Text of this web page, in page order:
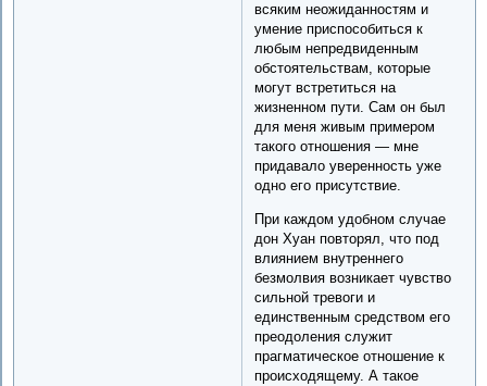
всяким неожиданностям и
умение приспособиться к
любым непредвиденным
обстоятельствам, которые
могут встретиться на
жизненном пути. Сам он был
для меня живым примером
такого отношения — мне
придавало уверенность уже
одно его присутствие.
При каждом удобном случае
дон Хуан повторял, что под
влиянием внутреннего
безмолвия возникает чувство
сильной тревоги и
единственным средством его
преодоления служит
прагматическое отношение к
происходящему. А такое